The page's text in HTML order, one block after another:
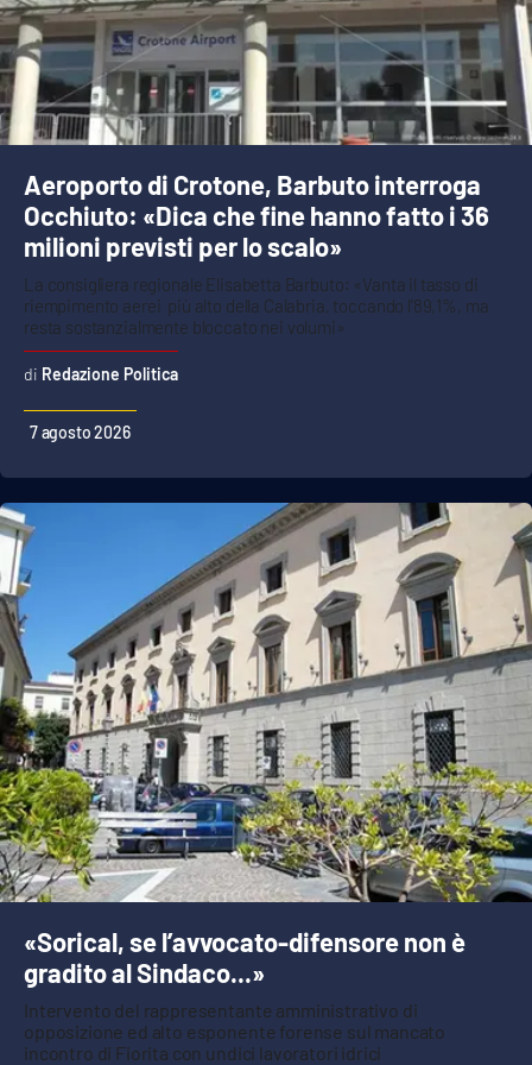
Lacplay.it
Lactv.it
Laconair.it
Lacitymag.it
Lacapitalenews.it
Ilreggino.it
Cosenzachannel.it
Ilvibonese.it
Android
Apple
Aeroporto di Crotone, Barbuto interroga
Occhiuto: «Dica che fine hanno fatto i 36
milioni previsti per lo scalo»
La consigliera regionale Elisabetta Barbuto: «Vanta il tasso di
riempimento aerei più alto della Calabria, toccando l'89,1%, ma
resta sostanzialmente bloccato nei volumi»
Redazione Politica
7 agosto 2026
«Sorical, se l’avvocato-difensore non è
gradito al Sindaco...»
Intervento del rappresentante amministrativo di
opposizione ed alto esponente forense sul mancato
incontro di Fiorita con undici lavoratori idrici